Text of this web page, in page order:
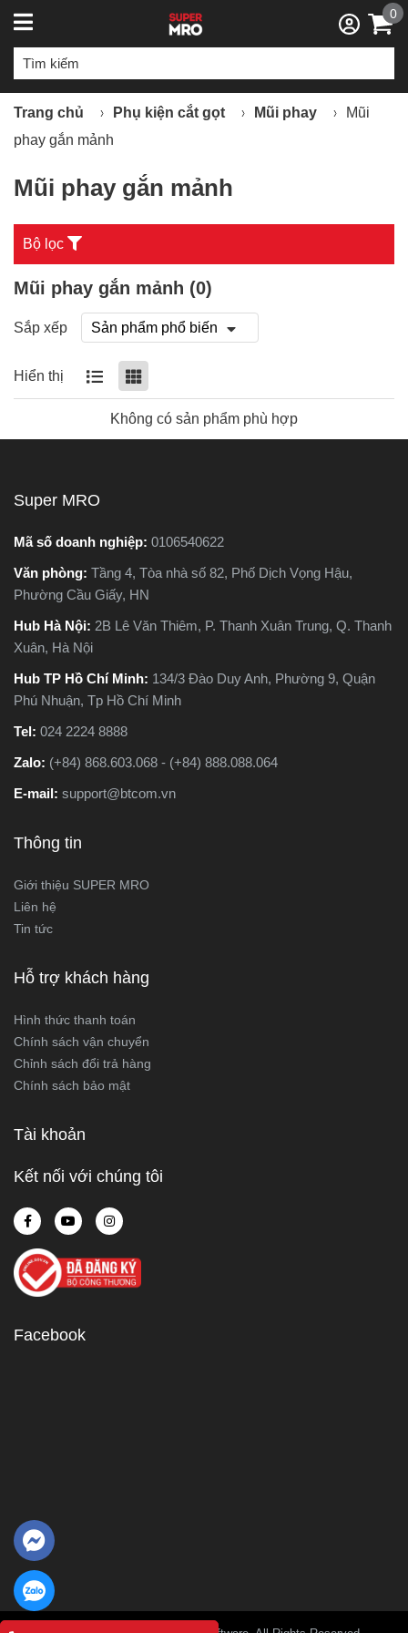
0
Trang chủ Phụ kiện cắt gọt Mũi phay
Mũi
phay gắn mảnh
Mũi phay gắn mảnh
Bộ lọc
Mũi phay gắn mảnh (0)
Sắp xếp
Hiển thị
Không có sản phẩm phù hợp
Super MRO
Mã số doanh nghiệp: 0106540622
Văn phòng: Tầng 4, Tòa nhà số 82, Phố Dịch Vọng Hậu,
Phường Cầu Giấy, HN
Hub Hà Nội: 2B Lê Văn Thiêm, P. Thanh Xuân Trung, Q. Thanh
Xuân, Hà Nội
Hub TP Hồ Chí Minh: 134/3 Đào Duy Anh, Phường 9, Quận
Phú Nhuận, Tp Hồ Chí Minh
Tel: 024 2224 8888
Zalo: (+84) 868.603.068 - (+84) 888.088.064
E-mail: support@btcom.vn
Thông tin
Giới thiệu SUPER MRO
Liên hệ
Tin tức
Hỗ trợ khách hàng
Hình thức thanh toán
Chính sách vận chuyển
Chỉnh sách đổi trả hàng
Chính sách bảo mật
Tài khoản
Kết nối với chúng tôi
Facebook